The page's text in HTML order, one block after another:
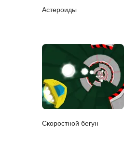
Астероиды
Скоростной бегун